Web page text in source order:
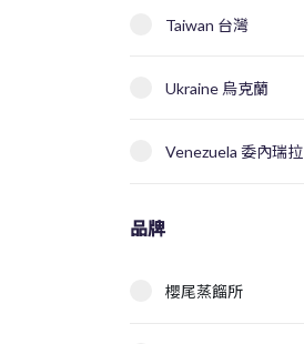
Taiwan 台灣
Ukraine 烏克蘭
Venezuela 委內瑞拉
品牌
櫻尾蒸餾所